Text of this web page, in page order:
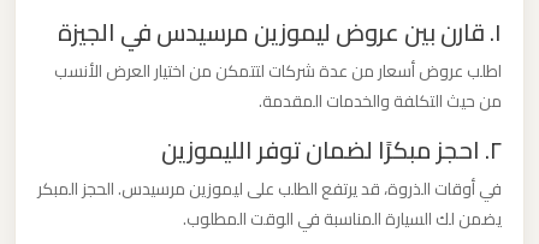
١. قارن بين عروض ليموزين مرسيدس في الجيزة
اطلب عروض أسعار من عدة شركات لتتمكن من اختيار العرض الأنسب
من حيث التكلفة والخدمات المقدمة.
٢. احجز مبكرًا لضمان توفر الليموزين
في أوقات الذروة، قد يرتفع الطلب على ليموزين مرسيدس. الحجز المبكر
يضمن لك السيارة المناسبة في الوقت المطلوب.
ليموزين
نويبع
ليموزين
مطار